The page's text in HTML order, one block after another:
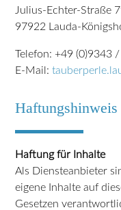
Julius-Echter-Straße
97922 Lauda-
Telefon: +49 (0)9343
E-Mail:
Haftungshinweis
Haftung für Inhalte
Als Diensteanbieter
eigene Inhalte auf
Gesetzen